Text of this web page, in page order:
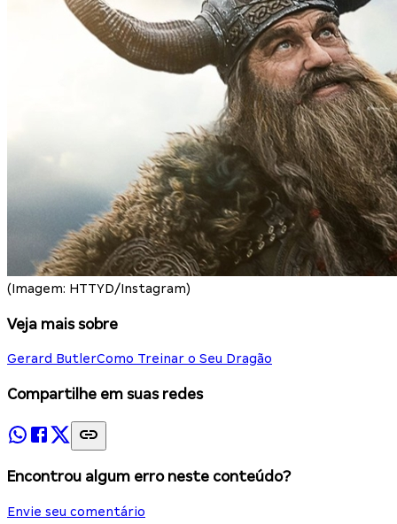
(Imagem: HTTYD/Instagram)
Veja mais sobre
Gerard ButlerComo Treinar o Seu Dragão
Compartilhe em suas redes
Encontrou algum erro neste conteúdo?
Envie seu comentário